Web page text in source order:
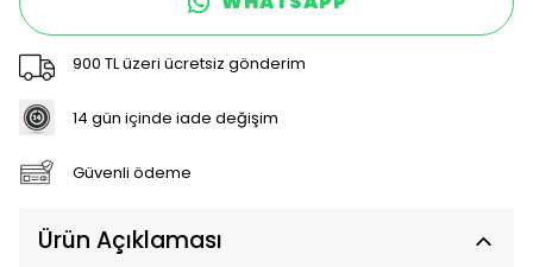
900 TL üzeri ücretsiz gönderim
14 gün içinde iade değişim
Güvenli ödeme
Ürün Açıklaması